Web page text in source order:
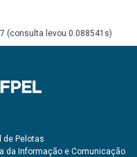
(consulta levou 0.088541s)
de Pelotas
da Informação e Comunicação